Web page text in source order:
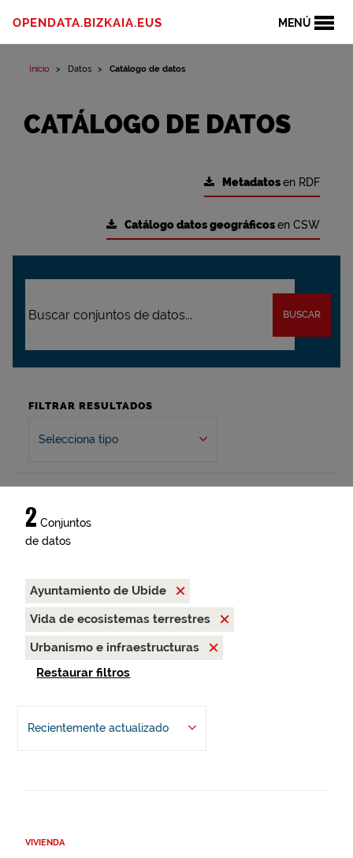
MENÚ
OPENDATA.BIZKAIA.EUS
Inicio Datos Catálogo de datos
CATÁLOGO DE DATOS
Metadatosen RDF
Catálogo datos geográficosen CSW
BUSCAR
FILTRAR RESULTADOS
Selecciona tipo
2 Conjuntos
de datos
Ayuntamiento de Ubide
Vida de ecosistemas terrestres
Urbanismo e infraestructuras
Restaurar filtros
Recientemente actualizado
VIVIENDA